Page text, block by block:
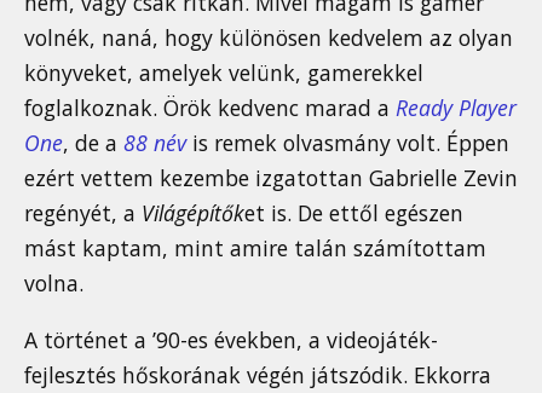
volnék, naná, hogy különösen kedvelem az olyan
könyveket, amelyek velünk, gamerekkel
foglalkoznak. Örök kedvenc marad a Ready Player
One, de a 88 névis remek olvasmány volt. Éppen
ezért vettem kezembe izgatottan Gabrielle Zevin
regényét, a Világépítőket is. De ettől egészen
mást kaptam, mint amire talán számítottam
volna.
A történet a ’90-es években, a videojáték-
fejlesztés hőskorának végén játszódik. Ekkorra